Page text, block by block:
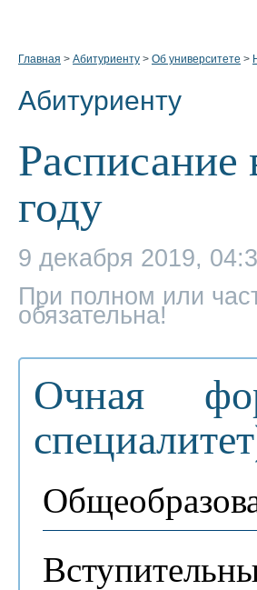
Главная > Абитуриенту > Об университете >
Абитуриенту
Расписание
году
9 декабря 2019,
При полном или
обязательна!
Очная